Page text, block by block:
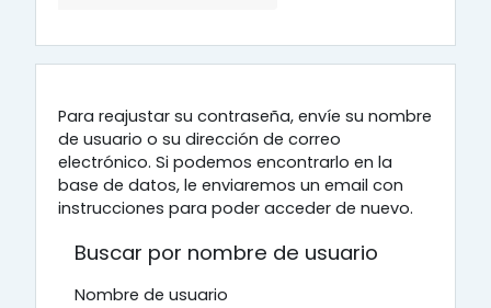
Para reajustar su contraseña, envíe su nombre
de usuario o su dirección de correo
electrónico. Si podemos encontrarlo en la
base de datos, le enviaremos un email con
instrucciones para poder acceder de nuevo.
Buscar por nombre de usuario
Nombre de usuario